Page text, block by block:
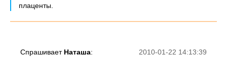
плаценты.
2010-01-22 14:13:39
Спрашивает Наташа: